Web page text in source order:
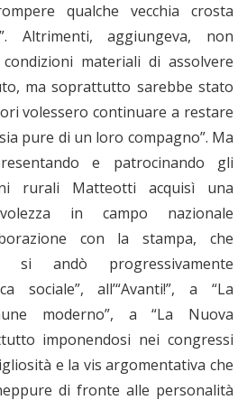
qualche vecchia crosta
Altrimenti, aggiungeva, non
materiali di assolvere
ma soprattutto sarebbe stato
volessero continuare a restare
pure di un loro compagno”. Ma
e patrocinando gli
rurali Matteotti acquisì una
in campo nazionale
con la stampa, che
si andò progressivamente
sociale”, all’“Avanti!”, a “La
moderno”, a “La Nuova
imponendosi nei congressi
e la vis argomentativa che
di fronte alle personalità